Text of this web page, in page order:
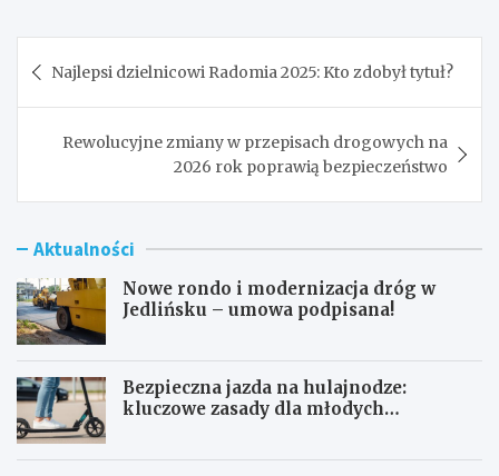
wpisu
Najlepsi dzielnicowi Radomia 2025: Kto zdobył tytuł?
Rewolucyjne zmiany w przepisach drogowych na
2026 rok poprawią bezpieczeństwo
Aktualności
Nowe rondo i modernizacja dróg w
Jedlińsku – umowa podpisana!
Bezpieczna jazda na hulajnodze:
kluczowe zasady dla młodych